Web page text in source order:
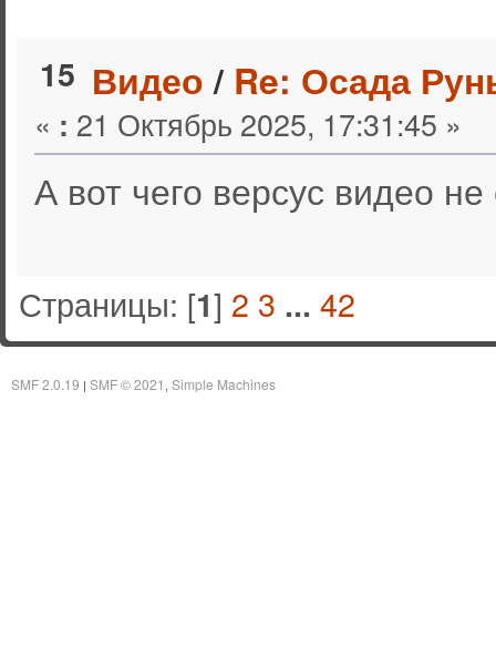
15 Видео/ Re: Осада
« : 21 Октябрь 2025, 17:31:45 »
А вот чего версус видео
Страницы: [1] 2 3 ...42
SMF 2.0.19 | SMF © 2021 Simple Machines